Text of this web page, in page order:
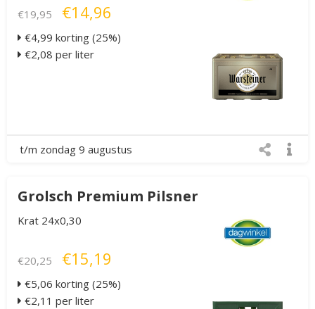
€19,95 €14,96
€4,99 korting (25%)
€2,08 per liter
t/m zondag 9 augustus
Grolsch Premium Pilsner
Krat 24x0,30
€20,25 €15,19
€5,06 korting (25%)
€2,11 per liter